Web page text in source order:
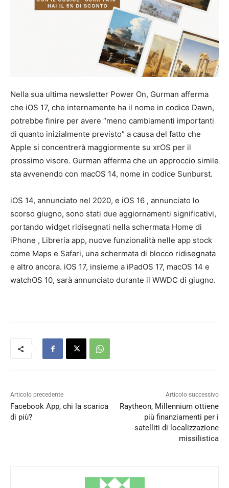
Nella sua ultima newsletter Power On, Gurman afferma
che iOS 17, che internamente ha il nome in codice Dawn,
potrebbe finire per avere “meno cambiamenti importanti
di quanto inizialmente previsto” a causa del fatto che
Apple si concentrerà maggiormente su ‌xrOS‌ per il
prossimo visore. Gurman afferma che un approccio simile
sta avvenendo con macOS 14, nome in codice Sunburst.
iOS 14, annunciato nel 2020, e iOS 16 , annunciato lo
scorso giugno, sono stati due aggiornamenti significativi,
portando widget ridisegnati nella schermata Home di
‌iPhone‌ , Libreria app, nuove funzionalità nelle app stock
come Maps e Safari, una schermata di blocco ridisegnata
e altro ancora. iOS 17, insieme a iPadOS 17, macOS 14 e
watchOS 10, sarà annunciato durante il WWDC di giugno.
Articolo precedente
Facebook App, chi la scarica
di più?
Articolo successivo
Raytheon, Millennium ottiene
più finanziamenti per i
satelliti di localizzazione
missilistica